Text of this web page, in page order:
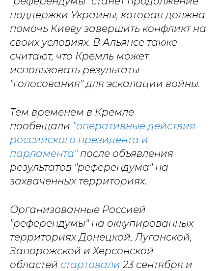
поддержки Украины, которая должна
помочь Киеву завершить конфликт на
своих условиях. В Альянсе также
считают, что Кремль может
использовать результаты
"голосования" для эскалации войны.
Тем временем в Кремле
пообещали "оперативные действия
российского президента и
парламента"после объявления
результатов "референдума" на
захваченных территориях.
Организованные Россией
"референдумы" на оккупированных
территориях Донецкой, Луганской,
Запорожской и Херсонской
областей стартовали 23 сентября и